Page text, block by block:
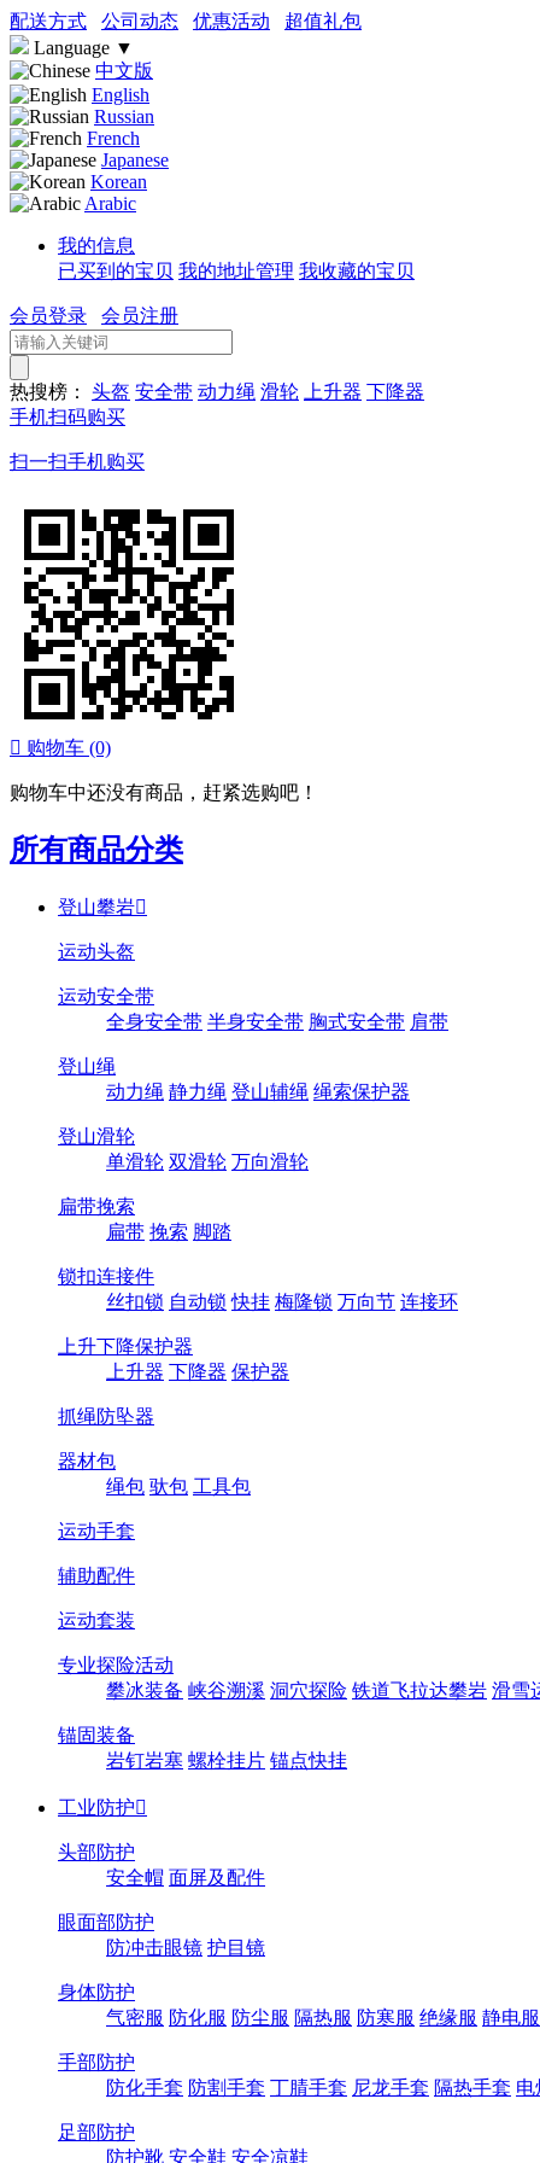
配送方式 公司动态 优惠活动
超值礼包
Language ▼
中文版
English
Russian
French
Japanese
Korean
Arabic
我的信息
已买到的宝贝 我的地址管理 我收藏的宝贝
会员登录 会员注册
热搜榜： 头盔 安全带 动力绳 滑轮 上升器 下降器
手机扫码购买
扫一扫手机购买
 购物车 (0)
购物车中还没有商品，赶紧选购吧！
所有商品分类
登山攀岩
运动头盔
运动安全带
全身安全带 半身安全带 胸式安全带 肩带
登山绳
动力绳 静力绳 登山辅绳 绳索保护器
登山滑轮
单滑轮 双滑轮 万向滑轮
扁带挽索
扁带 挽索 脚踏
锁扣连接件
丝扣锁 自动锁 快挂 梅隆锁 万向节 连接环
上升下降保护器
上升器 下降器 保护器
抓绳防坠器
器材包
绳包 驮包 工具包
运动手套
辅助配件
运动套装
专业探险活动
攀冰装备 峡谷溯溪 洞穴探险 铁道飞拉达攀岩 滑雪
锚固装备
岩钉岩塞 螺栓挂片 锚点快挂
工业防护
头部防护
安全帽 面屏及配件
眼面部防护
防冲击眼镜 护目镜
身体防护
气密服 防化服 防尘服 隔热服 防寒服 绝缘服 静电服
手部防护
防化手套 防割手套 丁腈手套 尼龙手套 隔热手套 电
足部防护
防护靴 安全鞋 安全凉鞋